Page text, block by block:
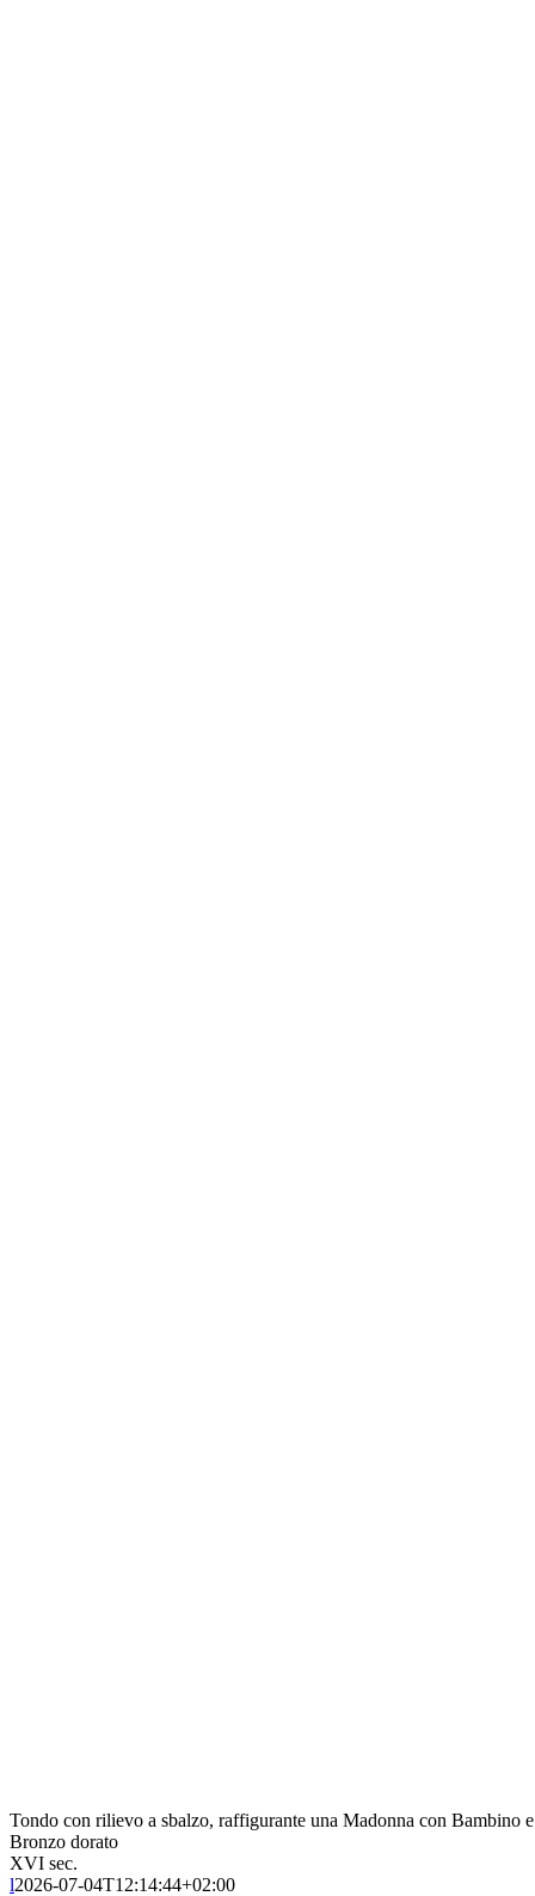
Tondo con rilievo a sbalzo, raffigurante una Madonna con Bambino
Bronzo dorato
XVI sec.
l2026-07-04T12:14:44+02:00